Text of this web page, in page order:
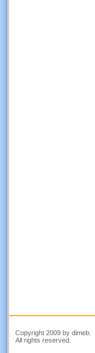
Copyright 2009 by dimeb.
All rights reserved.